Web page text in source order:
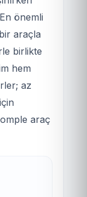
önemli
araçla
birlikte
hem
az
araç